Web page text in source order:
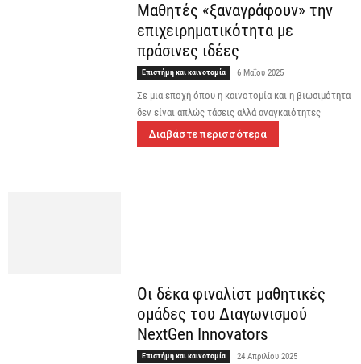
Μαθητές «ξαναγράφουν» την
επιχειρηματικότητα με
πράσινες ιδέες
Επιστήμη και καινοτομία 6 Μαΐου 2025
Σε μια εποχή όπου η καινοτομία και η βιωσιμότητα
δεν είναι απλώς τάσεις αλλά αναγκαιότητες
Διαβάστε περισσότερα
Οι δέκα φιναλίστ μαθητικές
ομάδες του Διαγωνισμού
NextGen Innovators
Επιστήμη και καινοτομία 24 Απριλίου 2025